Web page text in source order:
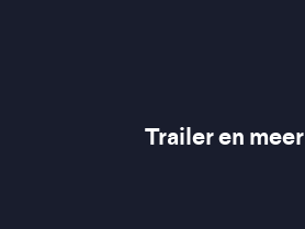
Trailer en meer